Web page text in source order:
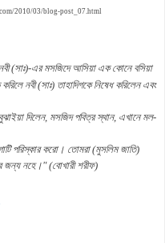
2010/03/blog-post_07.html
(সাঃ)-এর মসজিদে আসিয়া এক কোনে বসিয়া
নবী (সাঃ) তাহাদিগকে নিষেধ করিলেন এবং
দিলেন, মসজিদ পবিত্র স্থান, এখানে মল-
পরিস্কার করো। তোমরা (মুসলিম জাতি)
জন্য নহে।"(বোখারী শরীফ)